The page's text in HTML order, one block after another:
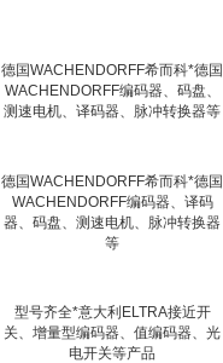
德国WACHENDORFF希而科*德国
WACHENDORFF编码器、码盘、
测速电机、译码器、脉冲转换器等
德国WACHENDORFF希而科*德国
WACHENDORFF编码器、译码
器、码盘、测速电机、脉冲转换器
等
型号齐全*意大利ELTRA接近开
关、增量型编码器、值编码器、光
电开关等产品